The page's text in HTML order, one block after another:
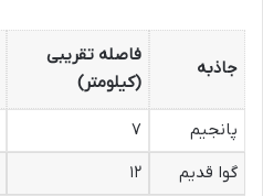
جاذبه
فاصله تقریبی
(کیلومتر)
پانجیم ۷
گوا قدیم
۱۲